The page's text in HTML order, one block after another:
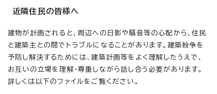
近隣住民の皆様へ
建物が計画されると、周辺への日影や騒音等の心配から、住民
と建築主との間でトラブルになることがあります。建築紛争を
予防し解決するためには、建築計画等をよく理解したうえで、
お互いの立場を理解・尊重しながら話し合う必要があります。
詳しくは以下のファイルをご覧ください。